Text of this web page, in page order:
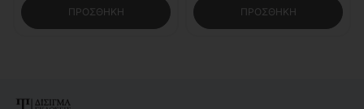
ΠΡΟΣΘΉΚΗ ΠΡΟΣΘΉΚΗ